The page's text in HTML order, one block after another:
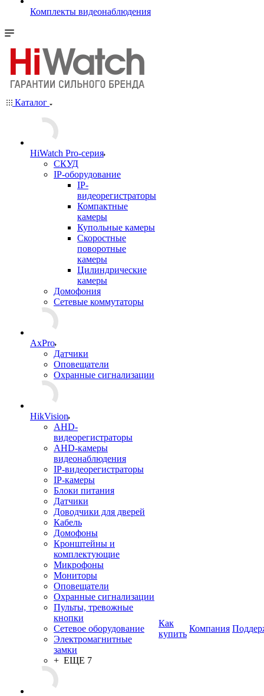
Комплекты видеонаблюдения
Каталог
HiWatch Pro-серия
CКУД
IP-оборудование
IP-
видеорегистраторы
Компактные
камеры
Купольные камеры
Скоростные
поворотные
камеры
Цилиндрические
камеры
Домофония
Сетевые коммутаторы
AxPro
Датчики
Оповещатели
Охранные сигнализации
HikVision
AHD-
видеорегистраторы
AHD-камеры
видеонаблюдения
IP-видеорегистраторы
IP-камеры
Блоки питания
Датчики
Доводчики для дверей
Кабель
Домофоны
Кронштейны и
комплектующие
Микрофоны
Мониторы
Оповещатели
Охранные сигнализации
Пульты, тревожные
кнопки
Сетевое оборудование
Электромагнитные
замки
+ ЕЩЕ 7
Как
купить
Компания